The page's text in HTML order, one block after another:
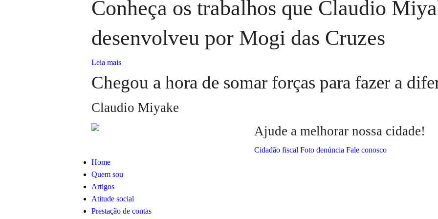
Conheça os trabalhos que Claudio
desenvolveu por Mogi das Cruzes
Leia mais
Chegou a hora de somar forças para fazer a
Claudio Miyake
Ajude a melhorar nossa cidade!
Cidadão fiscal Foto denúncia Fale conosco
Home
Quem sou
Artigos
Atitude social
Prestação de contas